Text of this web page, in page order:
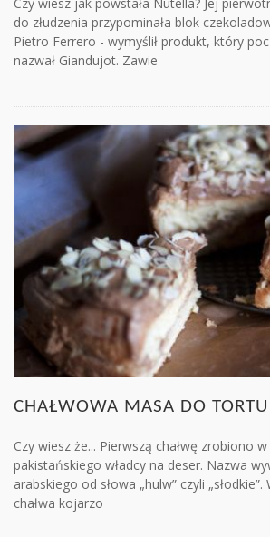
Czy wiesz jak powstała Nutella? Jej
do złudzenia przypominała blok
Pietro Ferrero - wymyślił produkt, który
nazwał Giandujot. Zawie
CHAŁWOWA MASA DO TORTU
Czy wiesz że... Pierwszą chałwę zrobiono
pakistańskiego władcy na deser. Nazwa
arabskiego od słowa „hulw” czyli
chałwa kojarzo